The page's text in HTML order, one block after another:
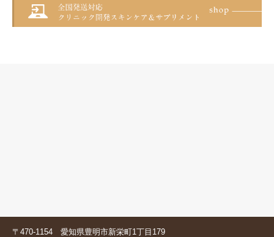
〒470-1154 愛知県豊明市新栄町1丁目179